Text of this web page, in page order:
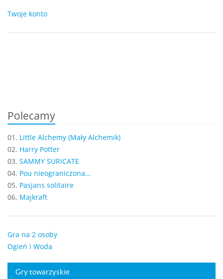
Twoje konto
Polecamy
01. Little Alchemy (Mały Alchemik)
02. Harry Potter
03. SAMMY SURICATE
04. Pou nieograniczona...
05. Pasjans solitaire
06. Majkraft
Gra na 2 osoby
Ogień i Woda
Gry towarzyskie